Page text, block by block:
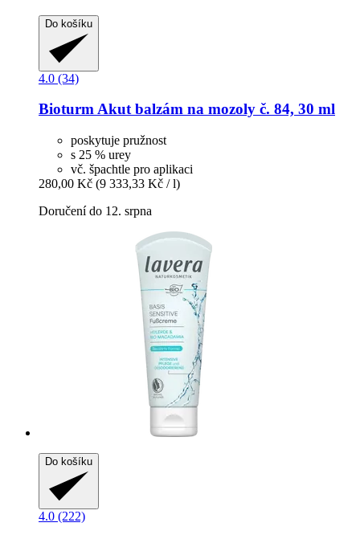
Do košíku
4.0 (34)
BioturmAkut balzám na mozoly č. 84, 30 ml
poskytuje pružnost
s 25 % urey
vč. špachtle pro aplikaci
280,00 Kč (9 333,33 Kč / l)
Doručení do 12. srpna
Do košíku
4.0 (222)